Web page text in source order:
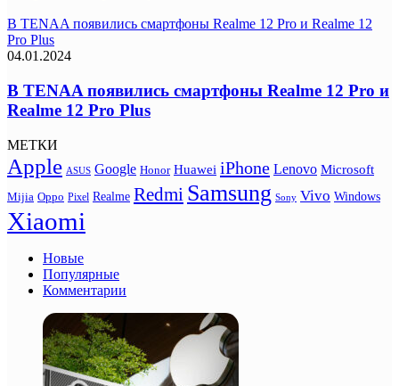
В TENAA появились смартфоны Realme 12 Pro и Realme 12
Pro Plus
04.01.2024
В TENAA появились смартфоны Realme 12 Pro и
Realme 12 Pro Plus
МЕТКИ
Apple ASUS Google Honor Huawei iPhone Lenovo Microsoft
Mijia Oppo Pixel Realme Redmi Samsung Sony Vivo Windows
Xiaomi
Новые
Популярные
Комментарии